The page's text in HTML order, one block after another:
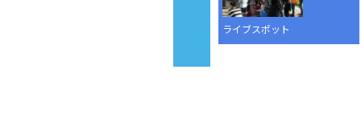
ライブスポット